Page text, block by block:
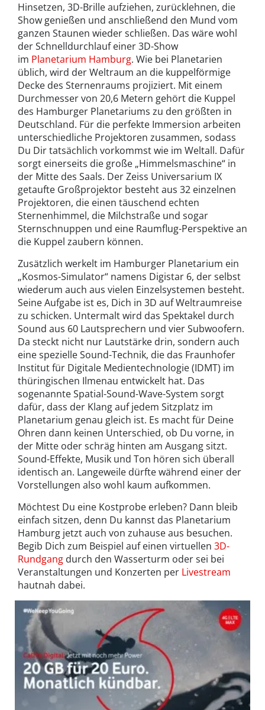
Hinsetzen, 3D-Brille aufziehen, zurücklehnen, die
Show genießen und anschließend den Mund vom
ganzen Staunen wieder schließen. Das wäre wohl
der Schnelldurchlauf einer 3D-Show
im Planetarium Hamburg. Wie bei Planetarien
üblich, wird der Weltraum an die kuppelförmige
Decke des Sternenraums projiziert. Mit einem
Durchmesser von 20,6 Metern gehört die Kuppel
des Hamburger Planetariums zu den größten in
Deutschland. Für die perfekte Immersion arbeiten
unterschiedliche Projektoren zusammen, sodass
Du Dir tatsächlich vorkommst wie im Weltall. Dafür
sorgt einerseits die große „Himmelsmaschine“ in
der Mitte des Saals. Der Zeiss Universarium IX
getaufte Großprojektor besteht aus 32 einzelnen
Projektoren, die einen täuschend echten
Sternenhimmel, die Milchstraße und sogar
Sternschnuppen und eine Raumflug-Perspektive an
die Kuppel zaubern können.
Zusätzlich werkelt im Hamburger Planetarium ein
„Kosmos-Simulator“ namens Digistar 6, der selbst
wiederum auch aus vielen Einzelsystemen besteht.
Seine Aufgabe ist es, Dich in 3D auf Weltraumreise
zu schicken. Untermalt wird das Spektakel durch
Sound aus 60 Lautsprechern und vier Subwoofern.
Da steckt nicht nur Lautstärke drin, sondern auch
eine spezielle Sound-Technik, die das Fraunhofer
Institut für Digitale Medientechnologie (IDMT) im
thüringischen Ilmenau entwickelt hat. Das
sogenannte Spatial-Sound-Wave-System sorgt
dafür, dass der Klang auf jedem Sitzplatz im
Planetarium genau gleich ist. Es macht für Deine
Ohren dann keinen Unterschied, ob Du vorne, in
der Mitte oder schräg hinten am Ausgang sitzt.
Sound-Effekte, Musik und Ton hören sich überall
identisch an. Langeweile dürfte während einer der
Vorstellungen also wohl kaum aufkommen.
Möchtest Du eine Kostprobe erleben? Dann bleib
einfach sitzen, denn Du kannst das Planetarium
Hamburg jetzt auch von zuhause aus besuchen.
Begib Dich zum Beispiel auf einen virtuellen 3D-
Rundgang durch den Wasserturm oder sei bei
Veranstaltungen und Konzerten per Livestream
hautnah dabei.